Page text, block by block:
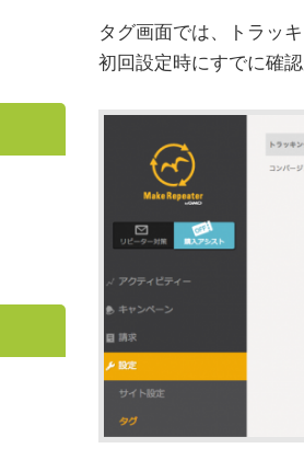
タグ画面では、トラッ
初回設定時にすでに確